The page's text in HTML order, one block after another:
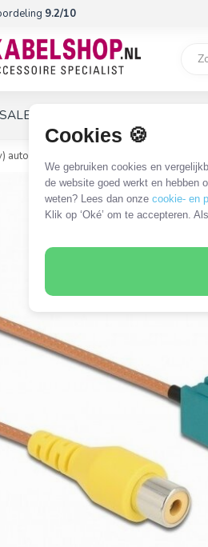
Cookies 🍪
We gebruiken cookies en
de website goed werkt en hebben
weten? Lees dan onze cookie- en
Klik op ‘Oké’ om te accepteren.
9.2/10
SALE
auto video adapter kabel - RG179 - 75